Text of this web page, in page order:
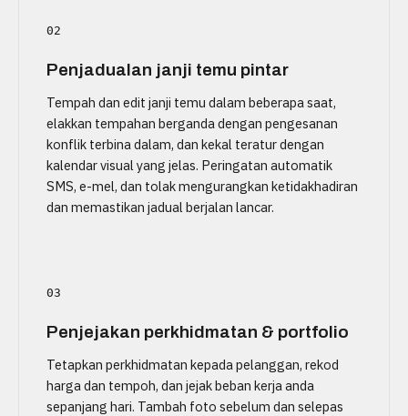
02
Penjadualan janji temu pintar
Tempah dan edit janji temu dalam beberapa saat,
elakkan tempahan berganda dengan pengesanan
konflik terbina dalam, dan kekal teratur dengan
kalendar visual yang jelas. Peringatan automatik
SMS, e-mel, dan tolak mengurangkan ketidakhadiran
dan memastikan jadual berjalan lancar.
03
Penjejakan perkhidmatan & portfolio
Tetapkan perkhidmatan kepada pelanggan, rekod
harga dan tempoh, dan jejak beban kerja anda
sepanjang hari. Tambah foto sebelum dan selepas